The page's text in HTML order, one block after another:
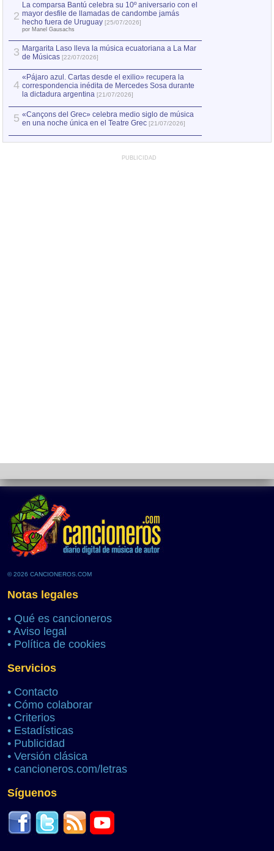
2
La comparsa Bantú celebra su 10º aniversario con el
mayor desfile de llamadas de candombe jamás
hecho fuera de Uruguay [25/07/2026]
por Manel Gausachs
3 Margarita Laso lleva la música ecuatoriana a La Mar
de Músicas [22/07/2026]
4
«Pájaro azul. Cartas desde el exilio» recupera la
correspondencia inédita de Mercedes Sosa durante
la dictadura argentina [21/07/2026]
5 «Cançons del Grec» celebra medio siglo de música
en una noche única en el Teatre Grec [21/07/2026]
PUBLICIDAD
© 2026 CANCIONEROS.COM
Notas legales
• Qué es cancioneros
• Aviso legal
• Política de cookies
Servicios
• Contacto
• Cómo colaborar
• Criterios
• Estadísticas
• Publicidad
• Versión clásica
• cancioneros.com/letras
Síguenos